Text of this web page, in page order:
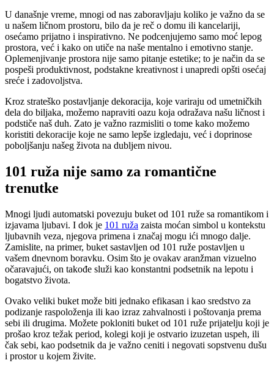
U današnje vreme, mnogi od nas zaboravljaju koliko je važno da se
u našem ličnom prostoru, bilo da je reč o domu ili kancelariji,
osećamo prijatno i inspirativno. Ne podcenjujemo samo moć lepog
prostora, već i kako on utiče na naše mentalno i emotivno stanje.
Oplemenjivanje prostora nije samo pitanje estetike; to je način da se
pospeši produktivnost, podstakne kreativnost i unapredi opšti osećaj
sreće i zadovoljstva.
Kroz strateško postavljanje dekoracija, koje variraju od umetničkih
dela do biljaka, možemo napraviti oazu koja odražava našu ličnost i
podstiče naš duh. Zato je važno razmisliti o tome kako možemo
koristiti dekoracije koje ne samo lepše izgledaju, već i doprinose
poboljšanju našeg života na dubljem nivou.
101 ruža nije samo za romantične
trenutke
Mnogi ljudi automatski povezuju buket od 101 ruže sa romantikom i
izjavama ljubavi. I dok je 101 ruža zaista moćan simbol u kontekstu
ljubavnih veza, njegova primena i značaj mogu ići mnogo dalje.
Zamislite, na primer, buket sastavljen od 101 ruže postavljen u
vašem dnevnom boravku. Osim što je ovakav aranžman vizuelno
očaravajući, on takođe služi kao konstantni podsetnik na lepotu i
bogatstvo života.
Ovako veliki buket može biti jednako efikasan i kao sredstvo za
podizanje raspoloženja ili kao izraz zahvalnosti i poštovanja prema
sebi ili drugima. Možete pokloniti buket od 101 ruže prijatelju koji je
prošao kroz težak period, kolegi koji je ostvario izuzetan uspeh, ili
čak sebi, kao podsetnik da je važno ceniti i negovati sopstvenu dušu
i prostor u kojem živite.